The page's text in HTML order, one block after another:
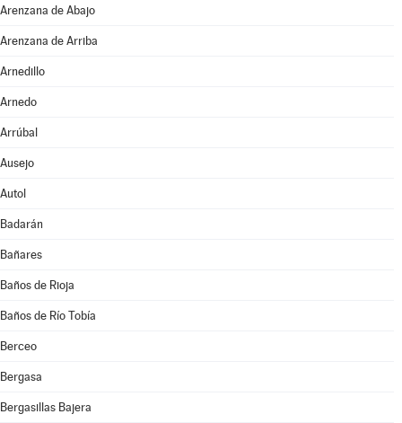
Arenzana de Abajo
Arenzana de Arriba
Arnedillo
Arnedo
Arrúbal
Ausejo
Autol
Badarán
Bañares
Baños de Rioja
Baños de Río Tobía
Berceo
Bergasa
Bergasillas Bajera